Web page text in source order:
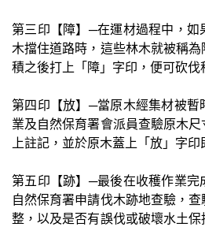
第三印【障】─在運材過程中，如
木擋住道路時，這些林木就被稱
積之後打上「障」字印，便可砍伐
第四印【放】─當原木經集材被暫
業及自然保育署會派員查驗原木
上註記，並於原木蓋上「放」字印
第五印【跡】─最後在收穫作業完
自然保育署申請伐木跡地查驗，
整，以及是否有誤伐或破壞水土